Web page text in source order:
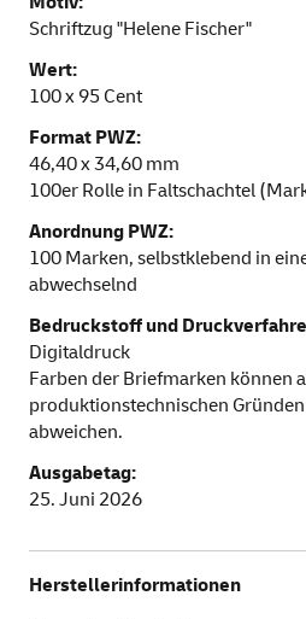
Schriftzug "Helene Fischer"
Wert:
100 x 95 Cent
Format PWZ:
46,40 x 34,60 mm
100er Rolle in Faltschachtel
Anordnung PWZ:
100 Marken, selbstklebend in
abwechselnd
Bedruckstoff und
Digitaldruck
Farben der Briefmarken können
produktionstechnischen
abweichen.
Ausgabetag:
25. Juni 2026
Herstellerinformationen